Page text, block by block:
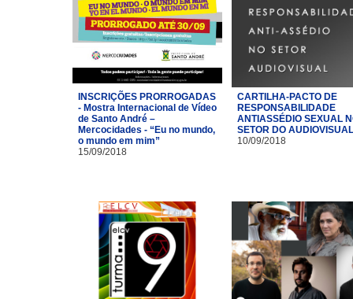
INSCRIÇÕES PRORROGADAS
- Mostra Internacional de Vídeo
de Santo André –
Mercocidades - “Eu no mundo,
o mundo em mim”
15/09/2018
CARTILHA-PACTO DE
RESPONSABILIDADE
ANTIASSÉDIO SEXUAL
SETOR DO AUDIOVISUAL
10/09/2018